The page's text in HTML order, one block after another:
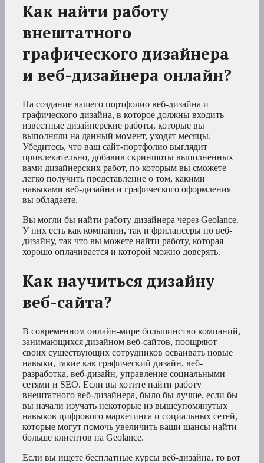
Как найти работу
внештатного
графического дизайнера
и веб-дизайнера онлайн?
На создание вашего портфолио веб-дизайна и
графического дизайна, в которое должны входить
известные дизайнерские работы, которые вы
выполняли на данный момент, уходят месяцы.
Убедитесь, что ваш сайт-портфолио выглядит
привлекательно, добавив скриншоты выполненных
вами дизайнерских работ, по которым вы сможете
легко получить представление о том, какими
навыками веб-дизайна и графического оформления
вы обладаете.
Вы могли бы найти работу дизайнера через Geolance.
У них есть как компании, так и фрилансеры по веб-
дизайну, так что вы можете найти работу, которая
хорошо оплачивается и которой можно доверять.
Как научиться дизайну
веб-сайта?
В современном онлайн-мире большинство компаний,
занимающихся дизайном веб-сайтов, поощряют
своих существующих сотрудников осваивать новые
навыки, такие как графический дизайн, веб-
разработка, веб-дизайн, управление социальными
сетями и SEO. Если вы хотите найти работу
внештатного веб-дизайнера, было бы лучше, если бы
вы начали изучать некоторые из вышеупомянутых
навыков цифрового маркетинга и социальных сетей,
которые могут помочь увеличить ваши шансы найти
больше клиентов на Geolance.
Если вы ищете бесплатные курсы веб-дизайна, то вот